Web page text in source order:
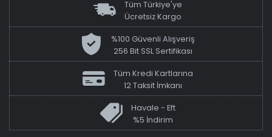
Tüm Türkiye'ye
Ücretsiz Kargo
%100 Güvenli Alışveriş
256 Bit SSL Sertifikası
Tüm Kredi Kartlarına
12 Taksit İmkanı
Havale - Eft
%5 İndirim